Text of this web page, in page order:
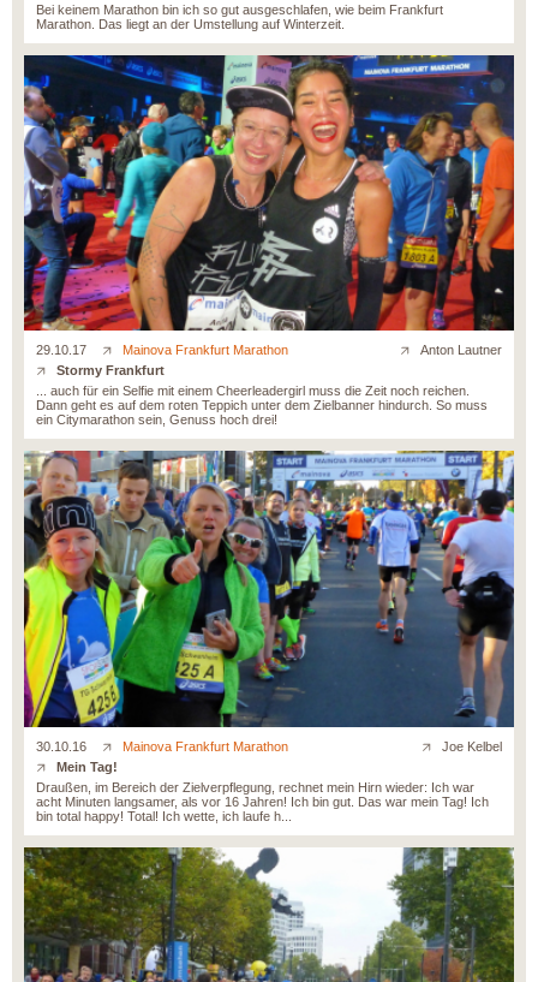
Bei keinem Marathon bin ich so gut ausgeschlafen, wie beim Frankfurt
Marathon. Das liegt an der Umstellung auf Winterzeit.
29.10.17 Mainova Frankfurt Marathon
Anton Lautner
Stormy Frankfurt
... auch für ein Selfie mit einem Cheerleadergirl muss die Zeit noch reichen.
Dann geht es auf dem roten Teppich unter dem Zielbanner hindurch. So muss
ein Citymarathon sein, Genuss hoch drei!
30.10.16 Mainova Frankfurt Marathon
Joe Kelbel
Mein Tag!
Draußen, im Bereich der Zielverpflegung, rechnet mein Hirn wieder: Ich war
acht Minuten langsamer, als vor 16 Jahren! Ich bin gut. Das war mein Tag! Ich
bin total happy! Total! Ich wette, ich laufe h...